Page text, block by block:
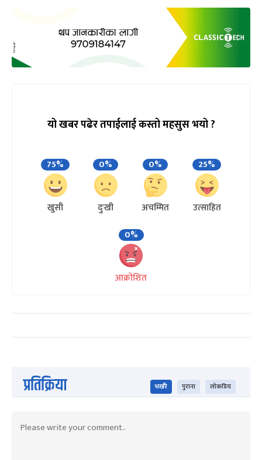
यो खबर पढेर तपाईलाई कस्तो महसुस भयो ?
75%
खुसी
0%
दुःखी
0%
अचम्मित
25%
उत्साहित
0%
आक्रोशित
प्रतिक्रिया भर्खरै पुराना लोकप्रिय